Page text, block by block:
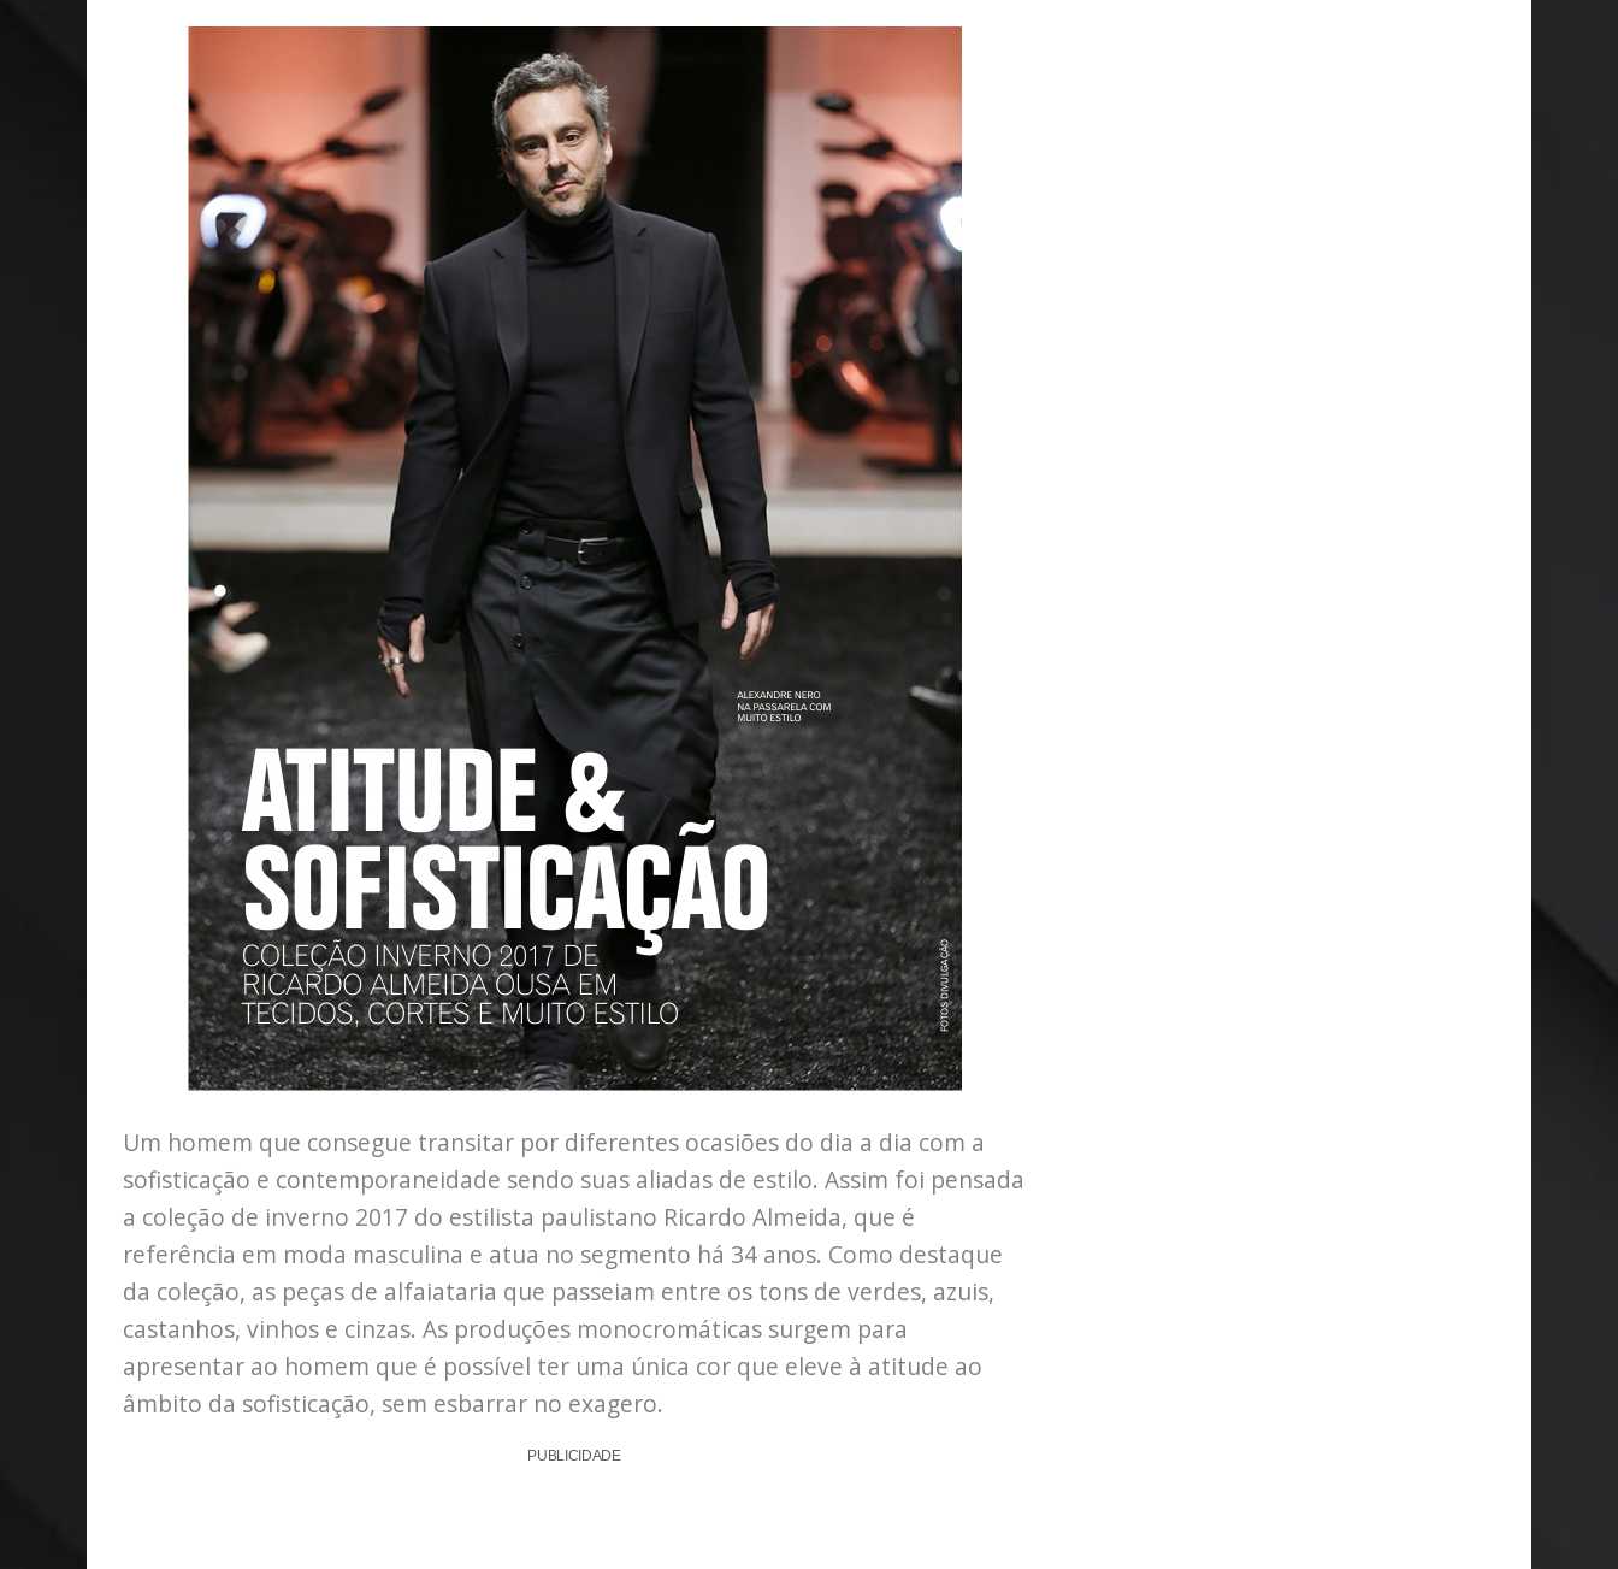
Um homem que consegue transitar por diferentes ocasiões do dia a dia com a
sofisticação e contemporaneidade sendo suas aliadas de estilo. Assim foi pensada
a coleção de inverno 2017 do estilista paulistano Ricardo Almeida, que é
referência em moda masculina e atua no segmento há 34 anos. Como destaque
da coleção, as peças de alfaiataria que passeiam entre os tons de verdes, azuis,
castanhos, vinhos e cinzas. As produções monocromáticas surgem para
apresentar ao homem que é possível ter uma única cor que eleve à atitude ao
âmbito da sofisticação, sem esbarrar no exagero.
PUBLICIDADE